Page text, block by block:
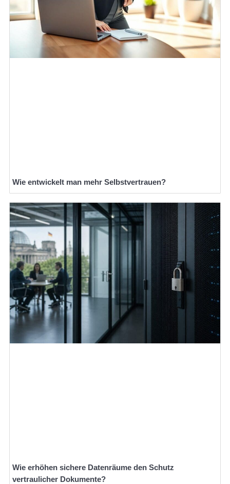
Wie entwickelt man mehr Selbstvertrauen?
Wie erhöhen sichere Datenräume den Schutz
vertraulicher Dokumente?